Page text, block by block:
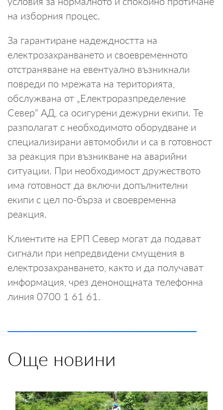
на изборния процес.
За гарантиране надеждността на
електрозахранването и своевременното
отстраняване на евентуално възникнали
повреди по мрежата на територията,
обслужвана от „Електроразпределение
Север“ АД, са осигурени дежурни екипи. Те
разполагат с необходимото оборудване и
специализирани автомобили и са в готовност
за реакция при възникване на аварийни
ситуации. При необходимост дружеството
има готовност да включи допълнителни
екипи с цел по-бърза и своевременна
реакция.
Клиентите на ЕРП Север могат да подават
сигнали при непредвидени смущения в
електрозахранването, както и да получават
информация, чрез денонощната телефонна
линия 0700 1 61 61.
Още новини